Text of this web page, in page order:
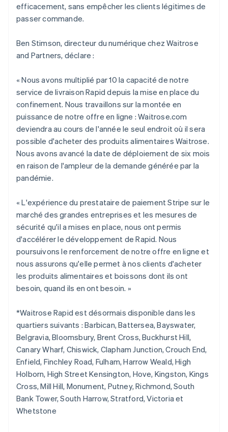
efficacement, sans empêcher les clients légitimes de
passer commande.
Ben Stimson, directeur du numérique chez Waitrose
and Partners, déclare :
« Nous avons multiplié par 10 la capacité de notre
service de livraison Rapid depuis la mise en place du
confinement. Nous travaillons sur la montée en
puissance de notre offre en ligne : Waitrose.com
deviendra au cours de l'année le seul endroit où il sera
possible d'acheter des produits alimentaires Waitrose.
Nous avons avancé la date de déploiement de six mois
en raison de l'ampleur de la demande générée par la
pandémie.
« L'expérience du prestataire de paiement Stripe sur le
marché des grandes entreprises et les mesures de
sécurité qu'il a mises en place, nous ont permis
d'accélérer le développement de Rapid. Nous
poursuivons le renforcement de notre offre en ligne et
nous assurons qu'elle permet à nos clients d'acheter
les produits alimentaires et boissons dont ils ont
besoin, quand ils en ont besoin. »
*Waitrose Rapid est désormais disponible dans les
quartiers suivants : Barbican, Battersea, Bayswater,
Belgravia, Bloomsbury, Brent Cross, Buckhurst Hill,
Canary Wharf, Chiswick, Clapham Junction, Crouch End,
Enfield, Finchley Road, Fulham, Harrow Weald, High
Holborn, High Street Kensington, Hove, Kingston, Kings
Cross, Mill Hill, Monument, Putney, Richmond, South
Bank Tower, South Harrow, Stratford, Victoria et
Whetstone
Allemagne
DeutschEnglish
Australie
English
Autriche
Belgique
NederlandsFrançaisDeutsch English
Brésil
Português English
Bulgarie
English
EnglishFrançais
Chine continentale
简体中文English
English
Croatie
EnglishItaliano
Danemark
English
Émirats arabes unis
English
Espagne
Español English
English